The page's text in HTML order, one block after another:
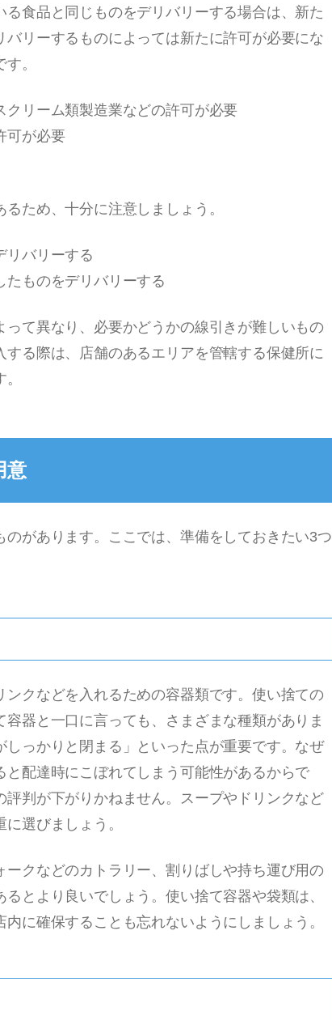
食品と同じものをデリバリーする場合は、新た
リーするものによっては新たに許可が必要にな
。
クリーム類製造業などの許可が必要
可が必要
ため、十分に注意しましょう。
リバリーする
たものをデリバリーする
って異なり、必要かどうかの線引きが難しいもの
る際は、店舗のあるエリアを管轄する保健所に
意
があります。ここでは、準備をしておきたい3つ
クなどを入れるための容器類です。使い捨ての
器と一口に言っても、さまざまな種類がありま
っかりと閉まる」といった点が重要です。なぜ
配達時にこぼれてしまう可能性があるからで
判が下がりかねません。スープやドリンクなど
選びましょう。
クなどのカトラリー、割りばしや持ち運び用の
とより良いでしょう。使い捨て容器や袋類は、
に確保することも忘れないようにしましょう。